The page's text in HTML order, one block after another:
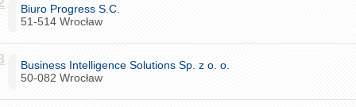
Biuro Progress S.C.
51-514 Wrocław
Business Intelligence Solutions Sp. z o. o.
50-082 Wrocław